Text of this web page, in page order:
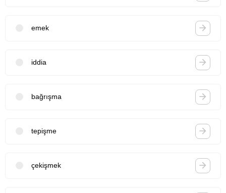
emek
iddia
bağrışma
tepişme
çekişmek